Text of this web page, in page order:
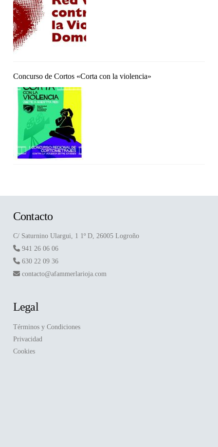
Concurso de Cortos «Corta con la violencia»
Contacto
C/ Saturnino Ulargui, 1 1º D, 26005 Logroño
941 26 06 06
630 22 09 36
contacto@afammerlarioja.com
Legal
Términos y Condiciones
Privacidad
Cookies